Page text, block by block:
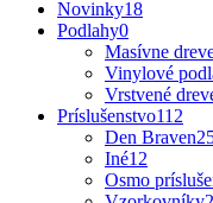
Novinky18
Podlahy0
Masívne
Vinylové
Vrstvené
Príslušenstvo112
Den Braven
Iné12
Osmo